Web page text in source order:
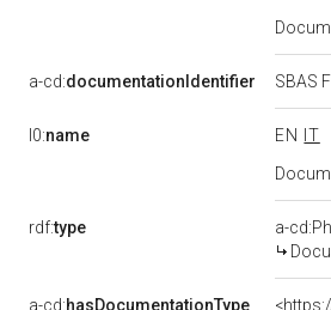
a-cd:documentationIdentifier SBAS
l0:name EN
IT
rdf:type
a-
a-cd:hasDocumentationType